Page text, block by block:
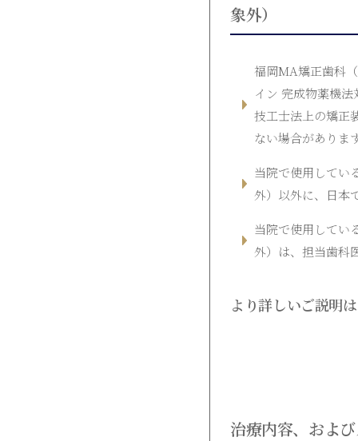
象外）
福岡MA矯正歯科
イン 完成物薬機
技工士法上の矯正
ない場合がありま
当院で使用してい
外）以外に、日本
当院で使用してい
外）は、担当歯科
より詳しいご説明
治療内容、およ